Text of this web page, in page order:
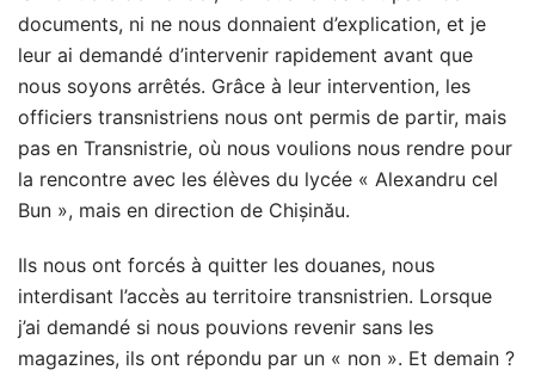
documents, ni ne nous donnaient d’explication, et je
leur ai demandé d’intervenir rapidement avant que
nous soyons arrêtés. Grâce à leur intervention, les
officiers transnistriens nous ont permis de partir, mais
pas en Transnistrie, où nous voulions nous rendre pour
la rencontre avec les élèves du lycée « Alexandru cel
Bun », mais en direction de Chișinău.
Ils nous ont forcés à quitter les douanes, nous
interdisant l’accès au territoire transnistrien. Lorsque
j’ai demandé si nous pouvions revenir sans les
magazines, ils ont répondu par un « non ». Et demain ?